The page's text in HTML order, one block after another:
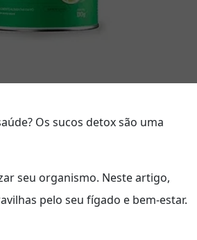
Os sucos detox são uma
seu organismo. Neste artigo,
pelo seu fígado e bem-estar.